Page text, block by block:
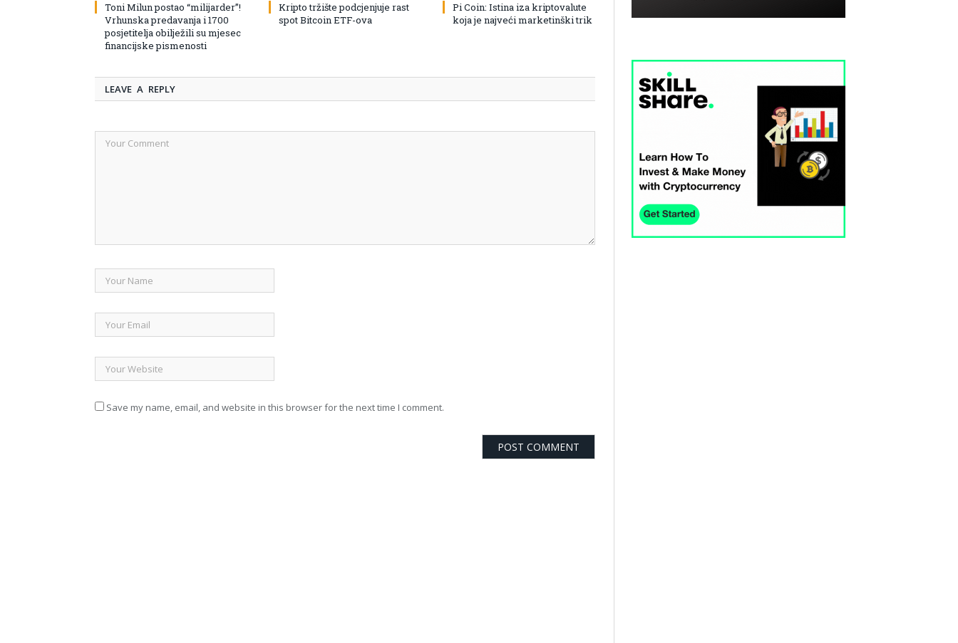
Toni Milun postao “milijarder”!
Vrhunska predavanja i 1700
posjetitelja obilježili su mjesec
financijske pismenosti
Kripto tržište podcjenjuje rast
spot Bitcoin ETF-ova
Pi Coin: Istina iza kriptovalute
koja je najveći marketinški trik
LEAVE A REPLY
Save my name, email, and website in this browser for the next time I comment.